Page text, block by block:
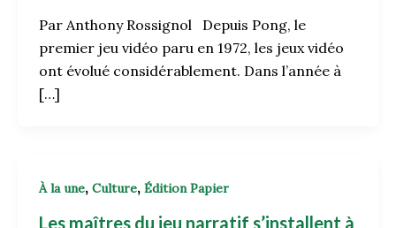
Par Anthony Rossignol Depuis Pong, le
premier jeu vidéo paru en 1972, les jeux vidéo
ont évolué considérablement. Dans l’année à
[…]
À la une, Culture, Édition Papier
Les maîtres du jeu narratif s’installent à